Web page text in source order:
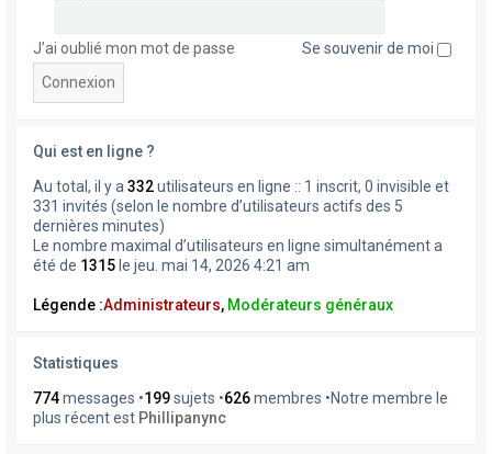
J’ai oublié mon mot de passe Se souvenir de moi
Qui est en ligne ?
Au total, il y a 332utilisateurs en ligne :: 1 inscrit, 0 invisible et
331 invités (selon le nombre d’utilisateurs actifs des 5
dernières minutes)
Le nombre maximal d’utilisateurs en ligne simultanément a
été de 1315 le jeu. mai 14, 2026 4:21 am
Légende :Administrateurs, Modérateurs généraux
Statistiques
774messages •199sujets •626membres •Notre membre le
plus récent est Phillipanync